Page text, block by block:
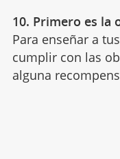
10. Primero es la
Para enseñar a
cumplir con las
alguna